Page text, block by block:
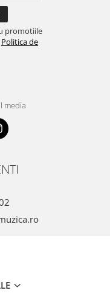
promotiile
Politica de
media